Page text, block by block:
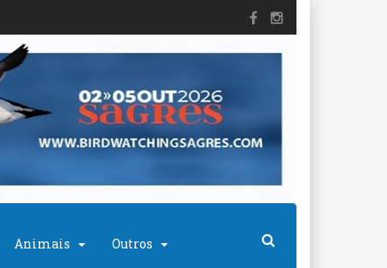
Animais Outros